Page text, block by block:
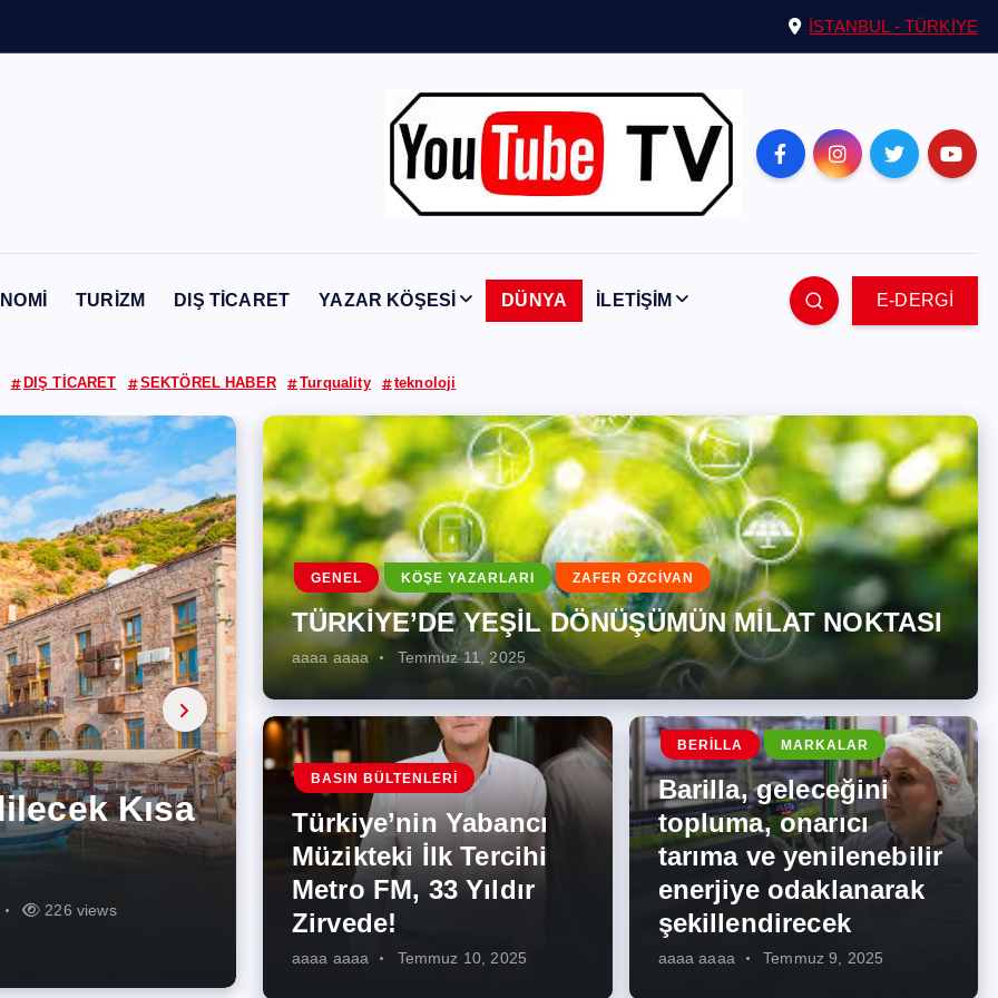
İSTANBUL - TÜRKİYE
TURİZM DIŞ TİCARET YAZAR KÖŞESİ DÜNYA İLETİŞİM E-DERGİ
DIŞ TİCARET SEKTÖREL HABER Turquality teknoloji
343 views
İlk
Zirvede!
272 views
onarıcı
274 views
Enerji
İş
286 views
Kısa
226 views
Artması
261 views
GENEL KÖŞE YAZARLARI ZAFER ÖZCİVAN
TÜRKİYE’DE YEŞİL DÖNÜŞÜMÜN MİLAT NOKTASI
aaaa aaaa Temmuz 11, 2025
BASIN BÜLTENLERI
Türkiye’nin Yabancı
Müzikteki İlk Tercihi
Metro FM, 33 Yıldır
Zirvede!
aaaa aaaa Temmuz 10, 2025
BERILLA MARKALAR
Barilla, geleceğini
topluma, onarıcı
tarıma ve yenilenebilir
enerjiye odaklanarak
şekillendirecek
aaaa aaaa Temmuz 9, 2025